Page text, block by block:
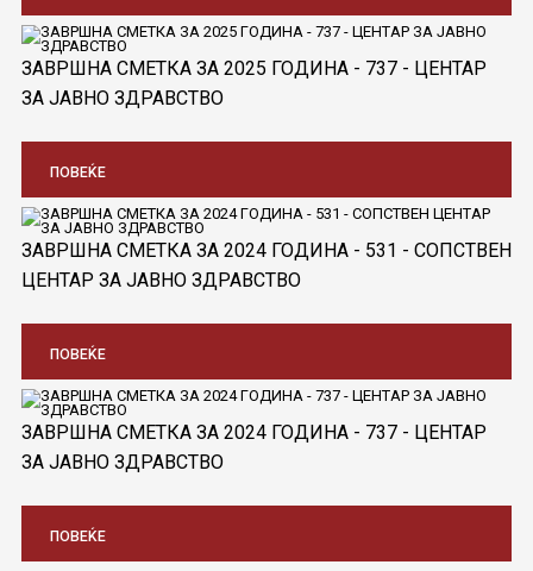
ЗАВРШНА СМЕТКА ЗА 2025 ГОДИНА - 737 - ЦЕНТАР
ЗА ЈАВНО ЗДРАВСТВО
ПОВЕЌЕ
ЗАВРШНА СМЕТКА ЗА 2024 ГОДИНА - 531 - СОПСТВЕН
ЦЕНТАР ЗА ЈАВНО ЗДРАВСТВО
ПОВЕЌЕ
ЗАВРШНА СМЕТКА ЗА 2024 ГОДИНА - 737 - ЦЕНТАР
ЗА ЈАВНО ЗДРАВСТВО
ПОВЕЌЕ